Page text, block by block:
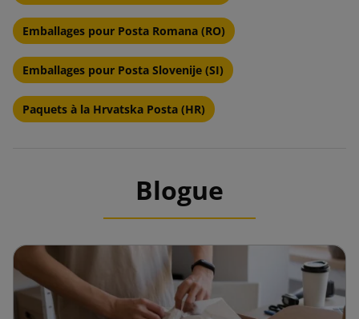
Emballages pour Posta Romana (RO)
Emballages pour Posta Slovenije (SI)
Paquets à la Hrvatska Posta (HR)
Blogue